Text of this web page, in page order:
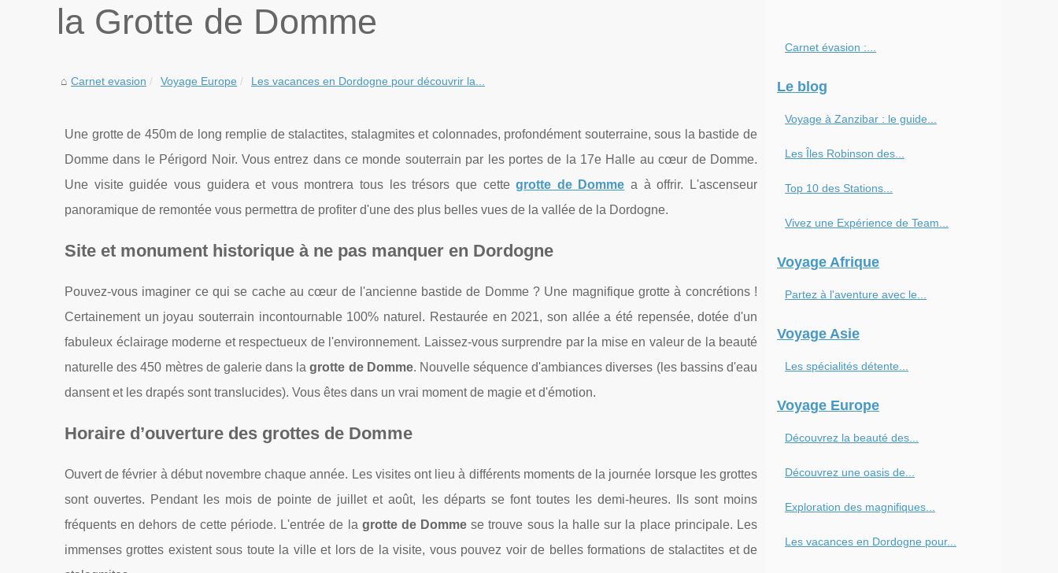
la Grotte de Domme
Carnet evasion Voyage Europe Les vacances en Dordogne pour découvrir la...
Une grotte de 450m de long remplie de stalactites, stalagmites et colonnades, profondément souterraine, sous la bastide de
Domme dans le Périgord Noir. Vous entrez dans ce monde souterrain par les portes de la 17e Halle au cœur de Domme.
Une visite guidée vous guidera et vous montrera tous les trésors que cettegrotte de Domme a à offrir. L'ascenseur
panoramique de remontée vous permettra de profiter d'une des plus belles vues de la vallée de la Dordogne.
Site et monument historique à ne pas manquer en Dordogne
Pouvez-vous imaginer ce qui se cache au cœur de l'ancienne bastide de Domme ? Une magnifique grotte à concrétions !
Certainement un joyau souterrain incontournable 100% naturel. Restaurée en 2021, son allée a été repensée, dotée d'un
fabuleux éclairage moderne et respectueux de l'environnement. Laissez-vous surprendre par la mise en valeur de la beauté
naturelle des 450 mètres de galerie dans lagrotte de Domme. Nouvelle séquence d'ambiances diverses (les bassins d'eau
dansent et les drapés sont translucides). Vous êtes dans un vrai moment de magie et d'émotion.
Horaire d’ouverture des grottes de Domme
Ouvert de février à début novembre chaque année. Les visites ont lieu à différents moments de la journée lorsque les grottes
sont ouvertes. Pendant les mois de pointe de juillet et août, les départs se font toutes les demi-heures. Ils sont moins
fréquents en dehors de cette période. L'entrée de la grotte de Domme se trouve sous la halle sur la place principale. Les
immenses grottes existent sous toute la ville et lors de la visite, vous pouvez voir de belles formations de stalactites et de
Carnet évasion :...
Le blog
Voyage à Zanzibar : le guide...
Les Îles Robinson des...
Top 10 des Stations...
Vivez une Expérience de Team...
Voyage Afrique
Partez à l'aventure avec le...
Voyage Asie
Les spécialités détente...
Voyage Europe
Découvrez la beauté des...
Découvrez une oasis de...
Exploration des magnifiques...
Les vacances en Dordogne pour...